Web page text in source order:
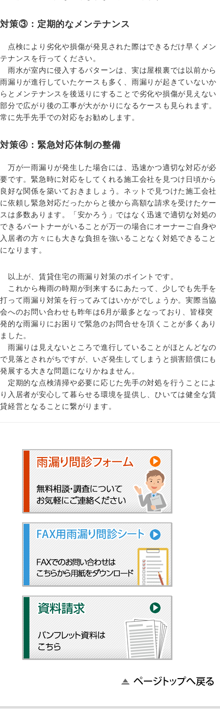
対策③：定期的なメンテナンス
点検により劣化や損傷が発見された際はできるだけ早くメン
テナンスを行ってください。
雨水が室内に侵入するパターンは、実は屋根裏では以前から
雨漏りが進行していたケースも多く、雨漏りが起きていないか
らとメンテナンスを後送りにすることで劣化や損傷が見えない
部分で広がり後の工事が大がかりになるケースも見られます。
常に先手先手での対応をお勧めします。
対策④：緊急対応体制の整備
万が一雨漏りが発生した場合には、迅速かつ適切な対応が必
要です。緊急時に対応をしてくれる施工会社を見つけ日頃から
良好な関係を築いておきましょう。ネットで見つけた施工会社
に依頼し緊急対応だったからと後から高額な請求を受けたケー
スは多数あります。「安かろう」ではなく迅速で適切な対処の
できるパートナーがいることが万一の場合にオーナーご自身や
入居者の方々にも大きな負担を強いることなく対処できること
になります。
以上が、賃貸住宅の雨漏り対策のポイントです。
これから梅雨の時期が到来するにあたって、少しでも先手を
打って雨漏り対策を行ってみてはいかがでしょうか。実際当協
会へのお問い合わせも昨年は6月が最多となっており、皆様突
発的な雨漏りにお困りで緊急のお問合せを頂くことが多くあり
ました。
雨漏りは見えないところで進行していることがほとんどなの
で見落とされがちですが、いざ発生してしまうと損害賠償にも
発展する大きな問題になりかねません。
定期的な点検清掃や必要に応じた先手の対処を行うことによ
り入居者が安心して暮らせる環境を提供し、ひいては健全な賃
貸経営となることに繋がります。